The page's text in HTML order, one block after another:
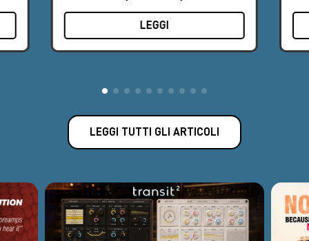
demo su appuntamento.
Giacomo Pasquali
LEGGI
LEGGI TUTTI GLI ARTICOLI